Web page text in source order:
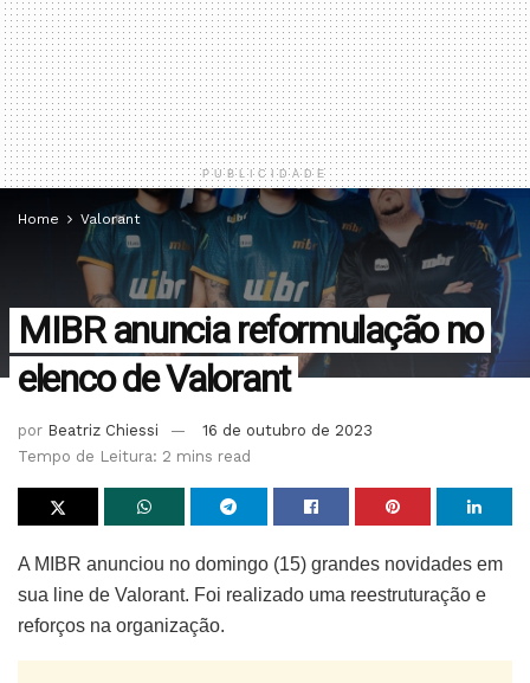
PUBLICIDADE
Home Valorant
MIBR anuncia reformulação no
elenco de Valorant
por Beatriz Chiessi
16 de outubro de 2023
Tempo de Leitura: 2 mins read
A MIBR anunciou no domingo (15) grandes novidades em
sua line de Valorant. Foi realizado uma reestruturação e
reforços na organização.